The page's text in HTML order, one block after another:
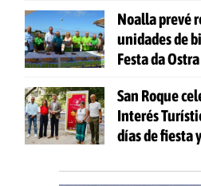
Noalla prevé
unidades de
Festa da Ostra
San Roque
Interés
días de fiesta